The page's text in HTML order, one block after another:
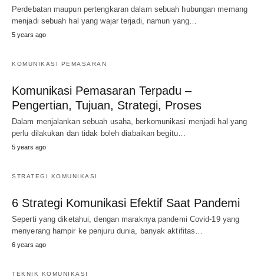
Perdebatan maupun pertengkaran dalam sebuah hubungan memang
menjadi sebuah hal yang wajar terjadi, namun yang…
5 years ago
KOMUNIKASI PEMASARAN
Komunikasi Pemasaran Terpadu –
Pengertian, Tujuan, Strategi, Proses
Dalam menjalankan sebuah usaha, berkomunikasi menjadi hal yang
perlu dilakukan dan tidak boleh diabaikan begitu…
5 years ago
STRATEGI KOMUNIKASI
6 Strategi Komunikasi Efektif Saat Pandemi
Seperti yang diketahui, dengan maraknya pandemi Covid-19 yang
menyerang hampir ke penjuru dunia, banyak aktifitas…
6 years ago
TEKNIK KOMUNIKASI